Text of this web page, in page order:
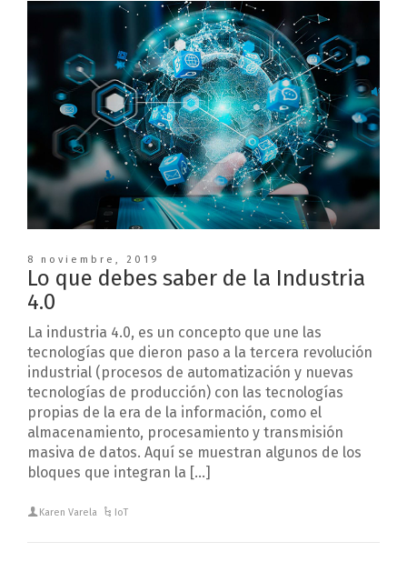
8 noviembre, 2019
Lo que debes saber de la Industria
4.0
La industria 4.0, es un concepto que une las
tecnologías que dieron paso a la tercera revolución
industrial (procesos de automatización y nuevas
tecnologías de producción) con las tecnologías
propias de la era de la información, como el
almacenamiento, procesamiento y transmisión
masiva de datos. Aquí se muestran algunos de los
bloques que integran la […]
Karen Varela IoT